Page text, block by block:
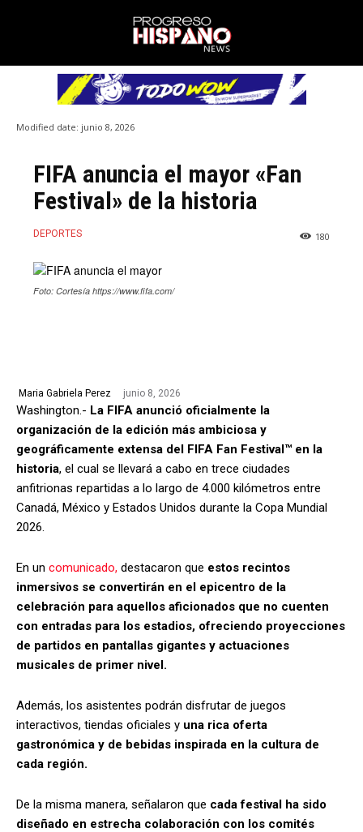
Modified date: junio 8, 2026
FIFA anuncia el mayor «Fan
Festival» de la historia
DEPORTES 180
Foto: Cortesía https://www.fifa.com/
Maria Gabriela Perez junio 8, 2026
Washington.- La FIFA anunció oficialmente la
organización de la edición más ambiciosa y
geográficamente extensa del FIFA Fan Festival™ en la
historia, el cual se llevará a cabo en trece ciudades
anfitrionas repartidas a lo largo de 4.000 kilómetros entre
Canadá, México y Estados Unidos durante la Copa Mundial
2026.
En un comunicado, destacaron que estos recintos
inmersivos se convertirán en el epicentro de la
celebración para aquellos aficionados que no cuenten
con entradas para los estadios, ofreciendo proyecciones
de partidos en pantallas gigantes y actuaciones
musicales de primer nivel.
Además, los asistentes podrán disfrutar de juegos
interactivos, tiendas oficiales y una rica oferta
gastronómica y de bebidas inspirada en la cultura de
cada región.
De la misma manera, señalaron que cada festival ha sido
diseñado en estrecha colaboración con los comités